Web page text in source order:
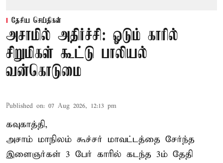
தேசிய செய்திகள்
அசாமில் அதிர்ச்சி: ஓடும் காரில்
சிறுமிகள் கூட்டு பாலியல்
வன்கொடுமை
Published on: 07 Aug 2026, 12:13 pm
கவுகாத்தி,
அசாம் மாநிலம் கூச்சர் மாவட்டத்தை சேர்ந்த
இளைஞர்கள் 3 பேர் காரில் கடந்த 3ம் தேதி